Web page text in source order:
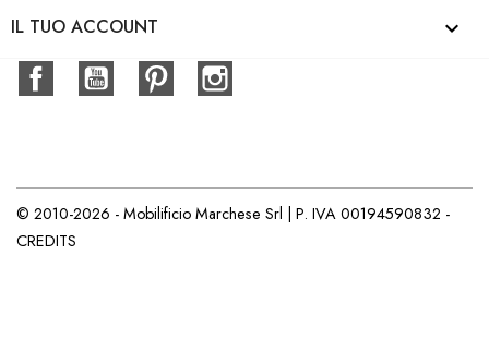
IL TUO ACCOUNT 
Facebook YouTube Pinterest
© 2010-2026 - Mobilificio Marchese Srl | P. IVA 00194590832 -
CREDITS